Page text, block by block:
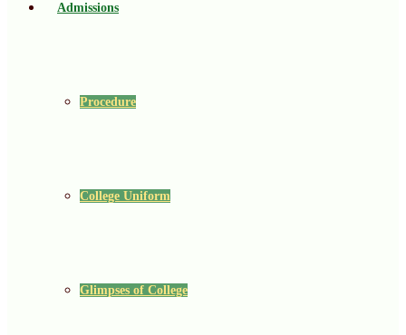
Admissions
Procedure
College Uniform
Glimpses of College